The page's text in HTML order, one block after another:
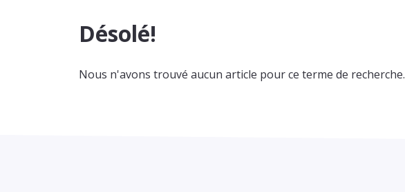
Désolé!
Nous n'avons trouvé aucun article pour ce terme de recherche.